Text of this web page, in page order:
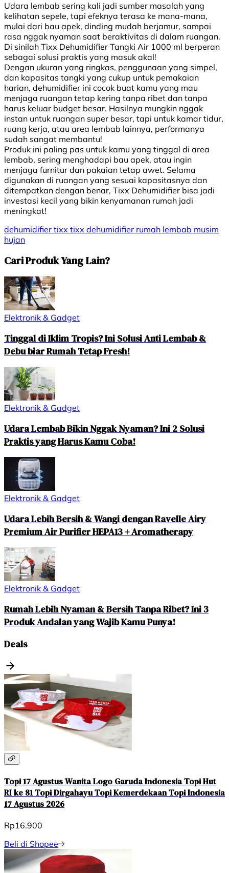
Udara lembab sering kali jadi sumber masalah yang
kelihatan sepele, tapi efeknya terasa ke mana-mana,
mulai dari bau apek, dinding mudah berjamur, sampai
rasa nggak nyaman saat beraktivitas di dalam ruangan.
Di sinilah Tixx Dehumidifier Tangki Air 1000 ml berperan
sebagai solusi praktis yang masuk akal!
Dengan ukuran yang ringkas, penggunaan yang simpel,
dan kapasitas tangki yang cukup untuk pemakaian
harian, dehumidifier ini cocok buat kamu yang mau
menjaga ruangan tetap kering tanpa ribet dan tanpa
harus keluar budget besar. Hasilnya mungkin nggak
instan untuk ruangan super besar, tapi untuk kamar tidur,
ruang kerja, atau area lembab lainnya, performanya
sudah sangat membantu!
Produk ini paling pas untuk kamu yang tinggal di area
lembab, sering menghadapi bau apek, atau ingin
menjaga furnitur dan pakaian tetap awet. Selama
digunakan di ruangan yang sesuai kapasitasnya dan
ditempatkan dengan benar, Tixx Dehumidifier bisa jadi
investasi kecil yang bikin kenyamanan rumah jadi
meningkat!
dehumidifier tixx tixx dehumidifier rumah lembab musim
hujan
Cari Produk Yang Lain?
Elektronik & Gadget
Tinggal di Iklim Tropis? Ini Solusi Anti Lembab &
Debu biar Rumah Tetap Fresh!
Elektronik & Gadget
Udara Lembab Bikin Nggak Nyaman? Ini 2 Solusi
Praktis yang Harus Kamu Coba!
Elektronik & Gadget
Udara Lebih Bersih & Wangi dengan Ravelle Airy
Premium Air Purifier HEPA13 + Aromatherapy
Elektronik & Gadget
Rumah Lebih Nyaman & Bersih Tanpa Ribet? Ini 3
Produk Andalan yang Wajib Kamu Punya!
Deals
Topi 17 Agustus Wanita Logo Garuda Indonesia Topi Hut
RI ke 81 Topi Dirgahayu Topi Kemerdekaan Topi Indonesia
17 Agustus 2026
Rp16.900
Beli di Shopee